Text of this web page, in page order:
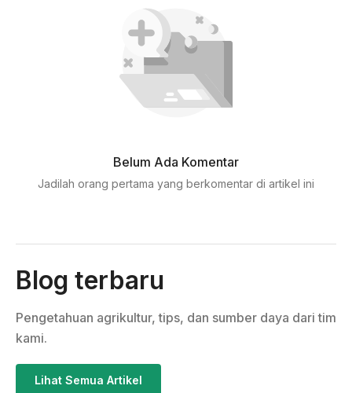
Belum Ada Komentar
Jadilah orang pertama yang berkomentar di artikel ini
Blog terbaru
Pengetahuan agrikultur, tips, dan sumber daya dari tim
kami.
Lihat Semua Artikel